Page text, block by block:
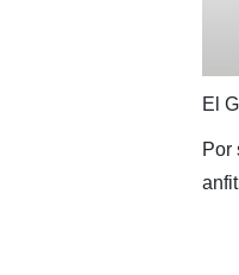
El
Por